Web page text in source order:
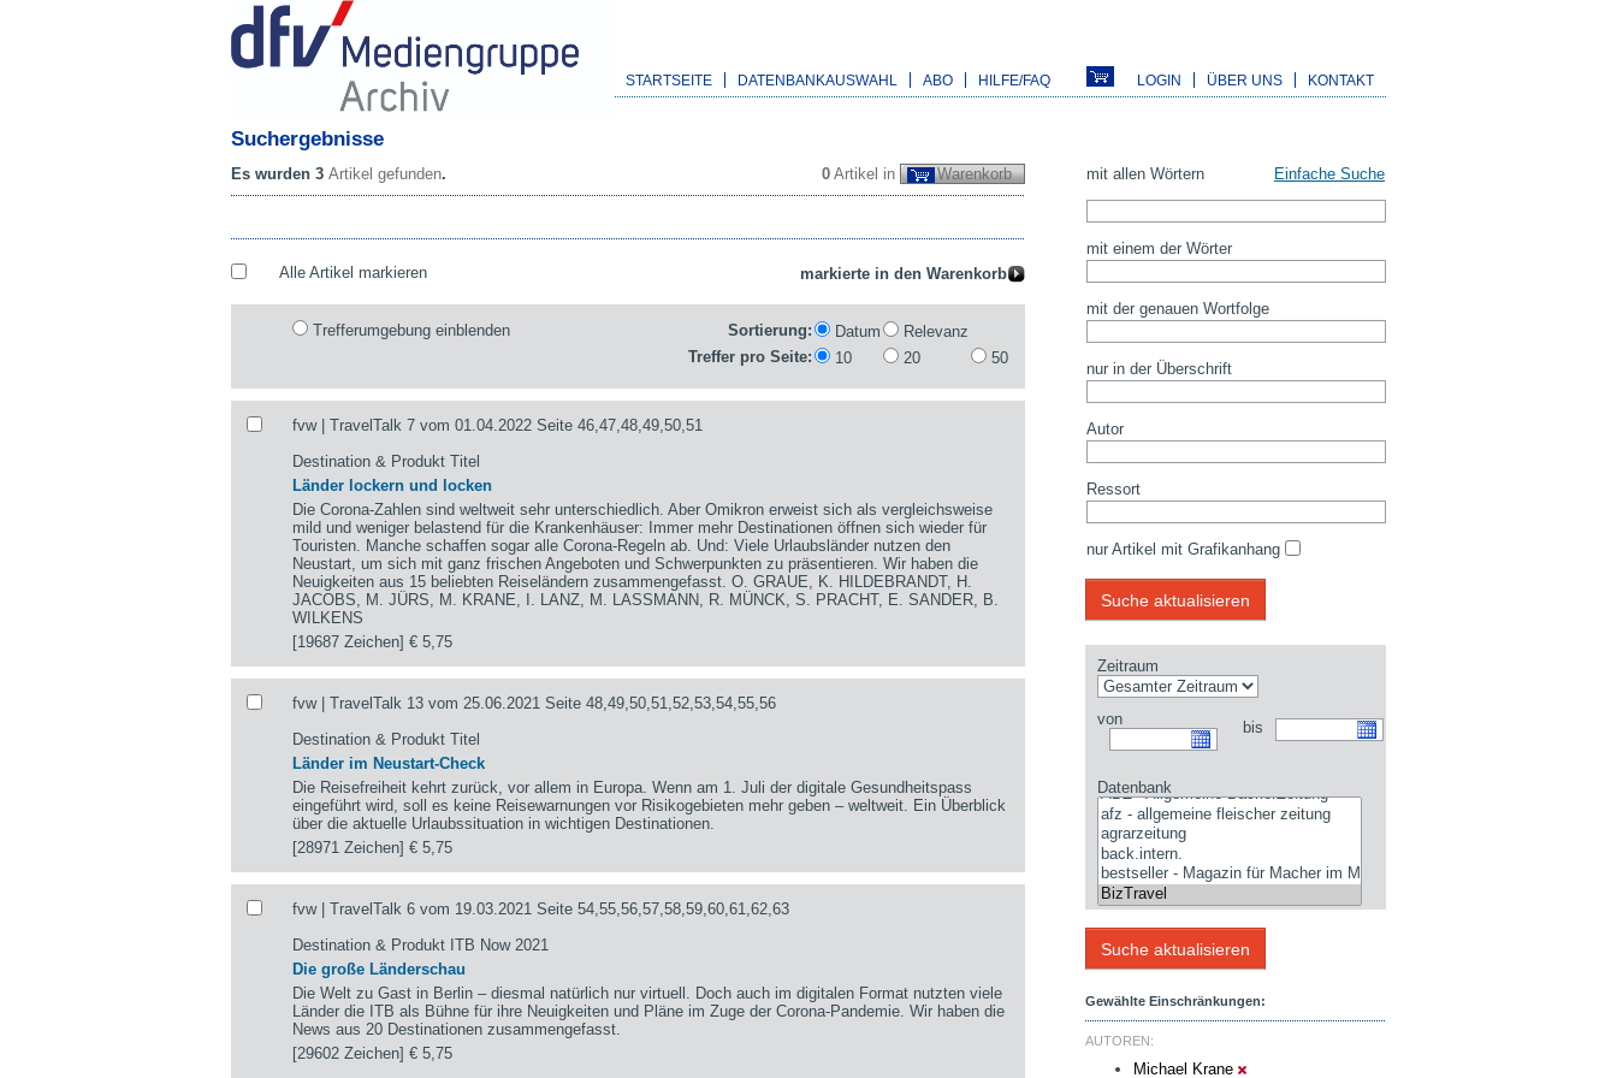
STARTSEITE DATENBANKAUSWAHL ABO HILFE/FAQ LOGIN ÜBER UNS KONTAKT
Suchergebnisse
0 Artikel in Warenkorb
Es wurden 3 Artikel gefunden.
Alle Artikel markieren
Trefferumgebung einblenden Sortierung: Datum
Relevanz
Treffer pro Seite:
10 20 50
fvw | TravelTalk 7 vom 01.04.2022 Seite 46,47,48,49,50,51
Destination & Produkt Titel
Länder lockern und locken
Die Corona-Zahlen sind weltweit sehr unterschiedlich. Aber Omikron erweist sich als vergleichsweise
mild und weniger belastend für die Krankenhäuser: Immer mehr Destinationen öffnen sich wieder für
Touristen. Manche schaffen sogar alle Corona-Regeln ab. Und: Viele Urlaubsländer nutzen den
Neustart, um sich mit ganz frischen Angeboten und Schwerpunkten zu präsentieren. Wir haben die
Neuigkeiten aus 15 beliebten Reiseländern zusammengefasst. O. GRAUE, K. HILDEBRANDT, H.
JACOBS, M. JÜRS, M. KRANE, I. LANZ, M. LASSMANN, R. MÜNCK, S. PRACHT, E. SANDER, B.
WILKENS
[19687 Zeichen]€ 5,75
fvw | TravelTalk 13 vom 25.06.2021 Seite 48,49,50,51,52,53,54,55,56
Destination & Produkt Titel
Länder im Neustart-Check
Die Reisefreiheit kehrt zurück, vor allem in Europa. Wenn am 1. Juli der digitale Gesundheitspass
eingeführt wird, soll es keine Reisewarnungen vor Risikogebieten mehr geben – weltweit. Ein Überblick
über die aktuelle Urlaubssituation in wichtigen Destinationen.
[28971 Zeichen]€ 5,75
fvw | TravelTalk 6 vom 19.03.2021 Seite 54,55,56,57,58,59,60,61,62,63
Destination & Produkt ITB Now 2021
Die große Länderschau
Die Welt zu Gast in Berlin – diesmal natürlich nur virtuell. Doch auch im digitalen Format nutzten viele
Länder die ITB als Bühne für ihre Neuigkeiten und Pläne im Zuge der Corona-Pandemie. Wir haben die
News aus 20 Destinationen zusammengefasst.
[29602 Zeichen]€ 5,75
mit allen Wörtern Einfache Suche
mit einem der Wörter
mit der genauen Wortfolge
nur in der Überschrift
Autor
Ressort
nur Artikel mit Grafikanhang
Zeitraum
von bis
Datenbank
Gewählte Einschränkungen:
AUTOREN:
Michael Krane